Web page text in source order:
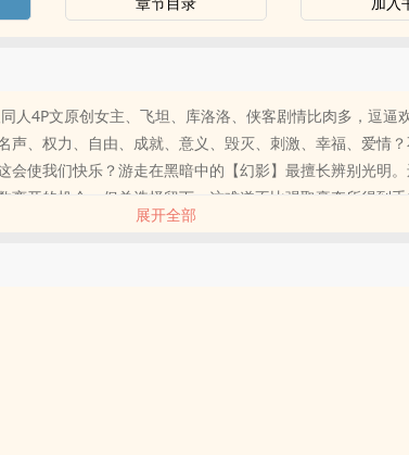
人4P文原创女主、飞坦、库洛洛、侠客剧情比肉多，逗
声、权力、自由、成就、意义、毁灭、刺激、幸福、爱情
会使我们快乐？游走在黑暗中的【幻影】最擅长辨别光明
离开的机会，但总选择留下。这难道不比强取豪夺所得到
贼】最擅长识别宝藏。——乌奇奇，一位从宠物小精灵世界
个弱肉强食的世界。在崭新的冒险中，她成为了臭名昭著的
她该如何适应自己成为了幻影旅团一份子的新身份？
展开全部